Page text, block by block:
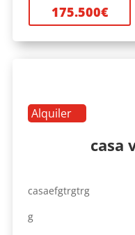
175.500€
Alquiler
casa
casaefgtrgtrg
g